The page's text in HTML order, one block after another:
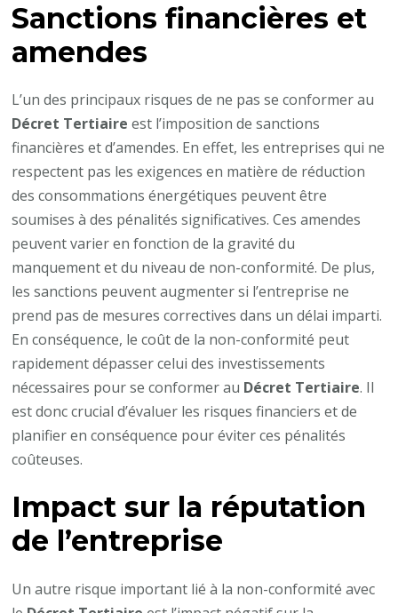
Sanctions financières et
amendes
L’un des principaux risques de ne pas se conformer au
Décret Tertiaire est l’imposition de sanctions
financières et d’amendes. En effet, les entreprises qui ne
respectent pas les exigences en matière de réduction
des consommations énergétiques peuvent être
soumises à des pénalités significatives. Ces amendes
peuvent varier en fonction de la gravité du
manquement et du niveau de non-conformité. De plus,
les sanctions peuvent augmenter si l’entreprise ne
prend pas de mesures correctives dans un délai imparti.
En conséquence, le coût de la non-conformité peut
rapidement dépasser celui des investissements
nécessaires pour se conformer au Décret Tertiaire. Il
est donc crucial d’évaluer les risques financiers et de
planifier en conséquence pour éviter ces pénalités
coûteuses.
Impact sur la réputation
de l’entreprise
Un autre risque important lié à la non-conformité avec